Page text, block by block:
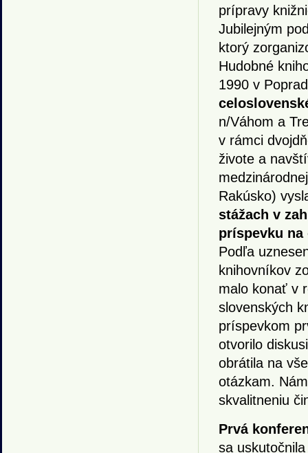
prípravy
Jubilejným
ktorý
Hudobné
1990 v
n/Váhom a
v rámci
živote a
Rakúsko)
stážach v
príspevku na
Podľa
knihovníkov
malo konať v
slovenských
príspevkom
otvorilo
obrátila na
otázkam.
skvalitneniu
Prvá
sa